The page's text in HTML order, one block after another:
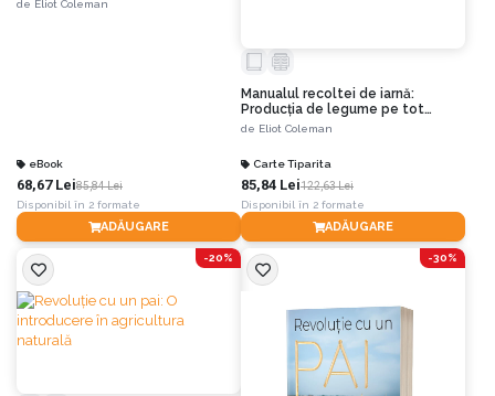
de Eliot Coleman
eBook
68,67 Lei85,84 Lei
Disponibil în 2 formate
ADĂUGARE
Manualul recoltei de iarnă:
Producția de legume pe tot
parcursul anului cu ajutorul
de Eliot Coleman
Carte Tiparita
85,84 Lei122,63 Lei
Disponibil în 2 formate
ADĂUGARE
-20% -30%